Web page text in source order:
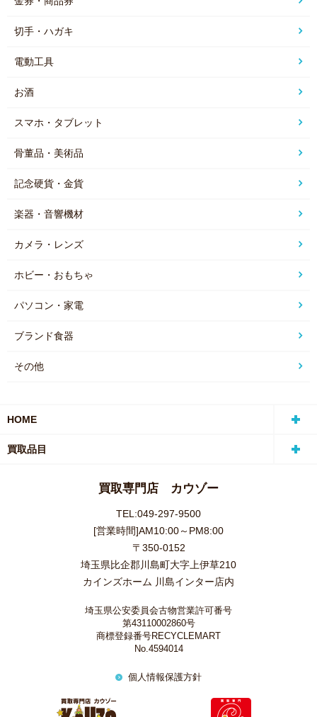
切手・ハガキ
電動工具
お酒
スマホ・タブレット
骨董品・美術品
記念硬貨・金貨
楽器・音響機材
カメラ・レンズ
ホビー・おもちゃ
パソコン・家電
ブランド食器
その他
HOME
買取品目
買取専門店 カウゾー
TEL:049-297-9500
[営業時間]AM10:00～PM8:00
〒350-0152
埼玉県比企郡川島町大字上伊草210
カインズホーム 川島インター店内
埼玉県公安委員会古物営業許可番号
第43110002860号
商標登録番号RECYCLEMART
No.4594014
個人情報保護方針